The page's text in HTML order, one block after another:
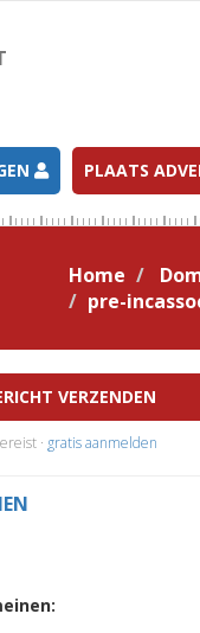
PLAATS
Home
pre-
VERZENDEN
· gratis aanmelden